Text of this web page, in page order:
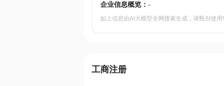
企业信息概览： -
如上信息由AI大模型全网搜索生成，请甄别使用!
工商注册